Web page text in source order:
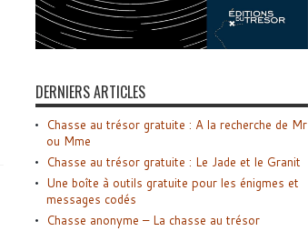
DERNIERS ARTICLES
Chasse au trésor gratuite : A la recherche de Mr
ou Mme
Chasse au trésor gratuite : Le Jade et le Granit
Une boîte à outils gratuite pour les énigmes et
messages codés
Chasse anonyme – La chasse au trésor